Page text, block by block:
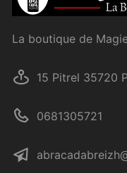
La boutique de
15 Pitrel 35720
0681305721